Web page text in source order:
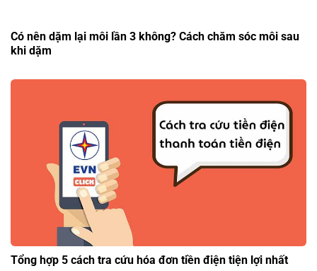
Có nên dặm lại môi lần 3 không? Cách chăm sóc môi sau
khi dặm
Tổng hợp 5 cách tra cứu hóa đơn tiền điện tiện lợi nhất